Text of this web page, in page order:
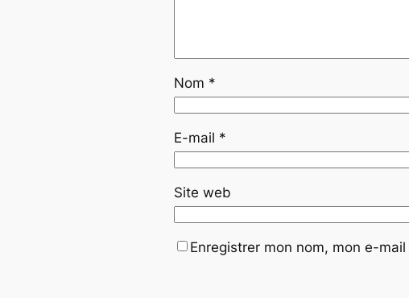
Nom *
E-mail *
Site web
Enregistrer mon nom, mon e-